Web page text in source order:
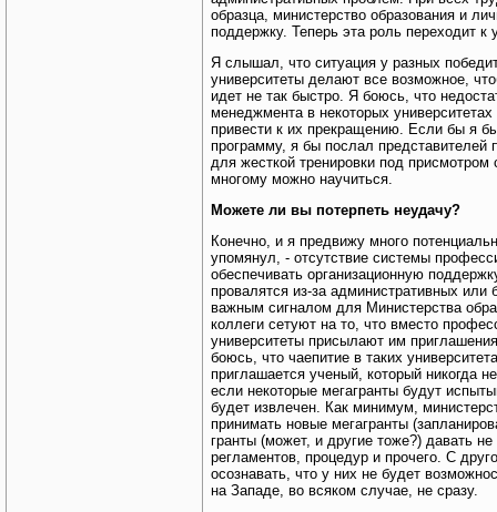
образца, министерство образования и
поддержку. Теперь эта роль переходит к
Я слышал, что ситуация у разных
университеты делают все возможное,
идет не так быстро. Я боюсь, что
менеджмента в некоторых
привести к их прекращению. Если бы я
программу, я бы послал
для жесткой тренировки под
многому можно научиться.
Можете ли вы потерпеть неудачу?
Конечно, и я предвижу много
упомянул, - отсутствие системы
обеспечивать организационную
провалятся из-за административных или
важным сигналом для Министерства
коллеги сетуют на то, что вместо
университеты присылают им
боюсь, что чаепитие в таких
приглашается ученый, который никогда
если некоторые мегагранты будут
будет извлечен. Как минимум,
принимать новые мегагранты
гранты (может, и другие тоже?) давать
регламентов, процедур и прочего. С
осознавать, что у них не будет
на Западе, во всяком случае, не сразу.